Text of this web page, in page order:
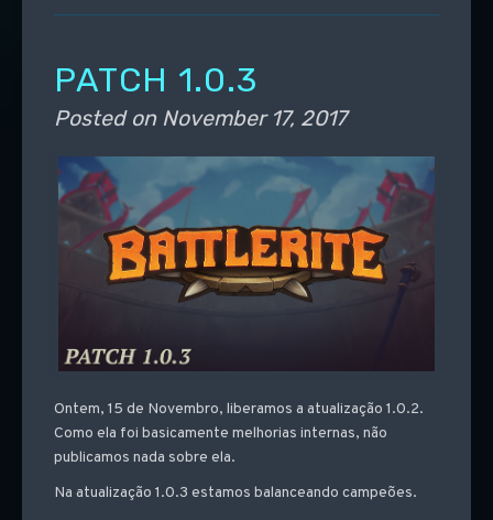
PATCH 1.0.3
Posted on November 17, 2017
Ontem, 15 de Novembro, liberamos a atualização 1.0.2.
Como ela foi basicamente melhorias internas, não
publicamos nada sobre ela.
Na atualização 1.0.3 estamos balanceando campeões.